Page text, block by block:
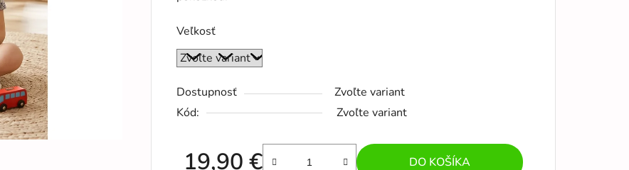
5
hviezdičiek.
Veľkosť
Dostupnosť
Zvoľte variant
Kód:
Zvoľte variant
19,90 € DO KOŠÍKA